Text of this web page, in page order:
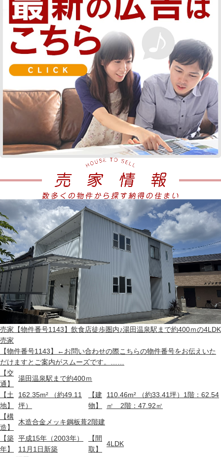
売家 【物件番号1143】飲食店徒歩圏内♪湯田温泉駅まで約400ｍの4LDK
売家
【物件番号1143】←お問い合わせの際こちらの物件番号をお伝えいた
だけますとご案内がスムーズです。……
【交
通】
湯田温泉駅まで約400ｍ
【土
地】
162.35m² （約49.11
坪）
【建
物】
110.46m² （約33.41坪）1階：62.54
㎡ 2階：47.92㎡
【構
造】
木造合金メッキ鋼板葺2階建
【築
年】
平成15年（2003年）
11月1日新築
【間
取】
4LDK